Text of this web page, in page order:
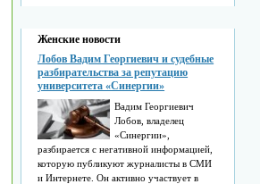
Женские новости
Лобов Вадим Георгиевич и судебные
разбирательства за репутацию
университета «Синергии»
Вадим Георгиевич
Лобов, владелец
«Синергии»,
разбирается с негативной информацией,
которую публикуют журналисты в СМИ
и Интернете. Он активно участвует в